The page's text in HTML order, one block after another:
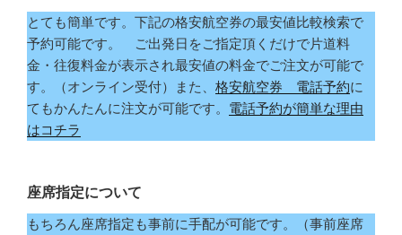
とても簡単です。下記の格安航空券の最安値比較検索で
予約可能です。 ご出発日をご指定頂くだけで片道料
金・往復料金が表示され最安値の料金でご注文が可能で
す。（オンライン受付）また、 格安航空券 電話予約に
てもかんたんに注文が可能です。 電話予約が簡単な理由
はコチラ
座席指定について
もちろん座席指定も事前に手配が可能です。（事前座席